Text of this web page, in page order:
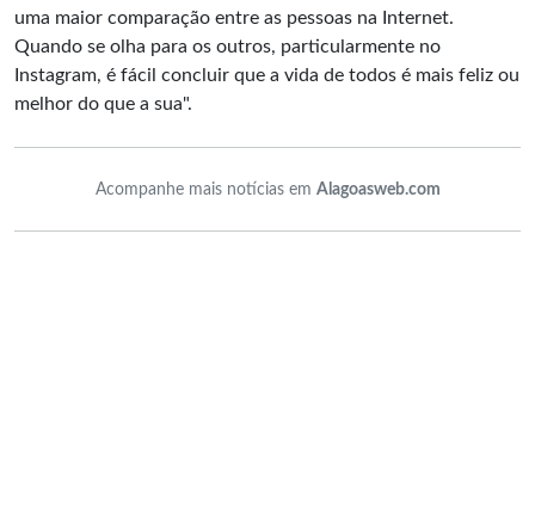
uma maior comparação entre as pessoas na Internet.
Quando se olha para os outros, particularmente no
Instagram, é fácil concluir que a vida de todos é mais feliz ou
melhor do que a sua".
Acompanhe mais notícias em Alagoasweb.com